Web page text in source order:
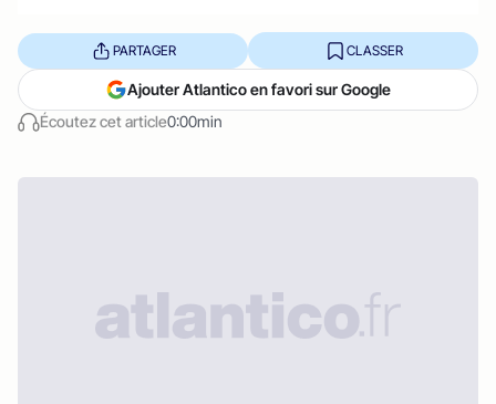
Écoutez cet article0:00min
PARTAGER CLASSER
Ajouter Atlantico en favori sur Google